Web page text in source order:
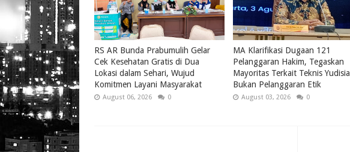
RS AR Bunda Prabumulih Gelar
Cek Kesehatan Gratis di Dua
Lokasi dalam Sehari, Wujud
Komitmen Layani Masyarakat
August 06, 2026 0
MA Klarifikasi Dugaan 121
Pelanggaran Hakim, Tegaskan
Mayoritas Terkait Teknis Yudisial
Bukan Pelanggaran Etik
August 03, 2026 0